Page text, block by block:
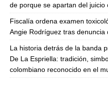
de porque se apartan del juicio
Fiscalía ordena examen
Angie Rodríguez tras
La historia detrás de la banda
De La Espriella: tradición,
colombiano reconocido en el